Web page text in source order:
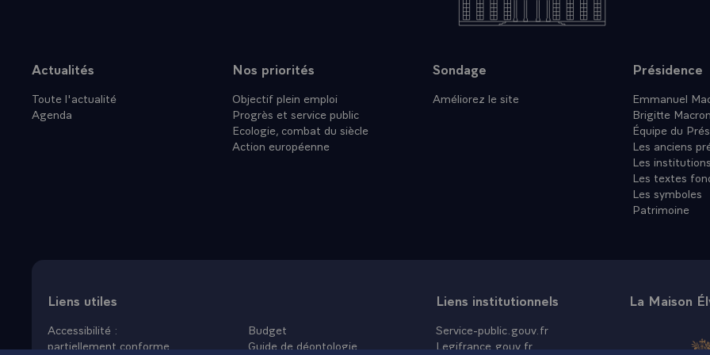
Plan du site
Actualités
Toute l'actualité
Agenda
Nos priorités
Objectif plein emploi
Progrès et service public
Ecologie, combat du siècle
Action européenne
Sondage
Améliorez le site
Présidence
Emmanuel
Brigitte Macron
Équipe du
Les anciens
Les institutions
Les textes
Les symboles
Patrimoine
Liens utiles
Accessibilité :
partiellement conforme
Budget
Guide de déontologie
Liens institutionnels
Service-public.gouv.fr
Legifrance.gouv.fr
La Maison